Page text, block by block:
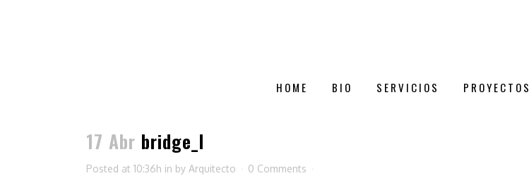
HOME BIO SERVICIOS PROYECTOS
17 Abr bridge_l
Posted at 10:36h in by Arquitecto 0 Comments